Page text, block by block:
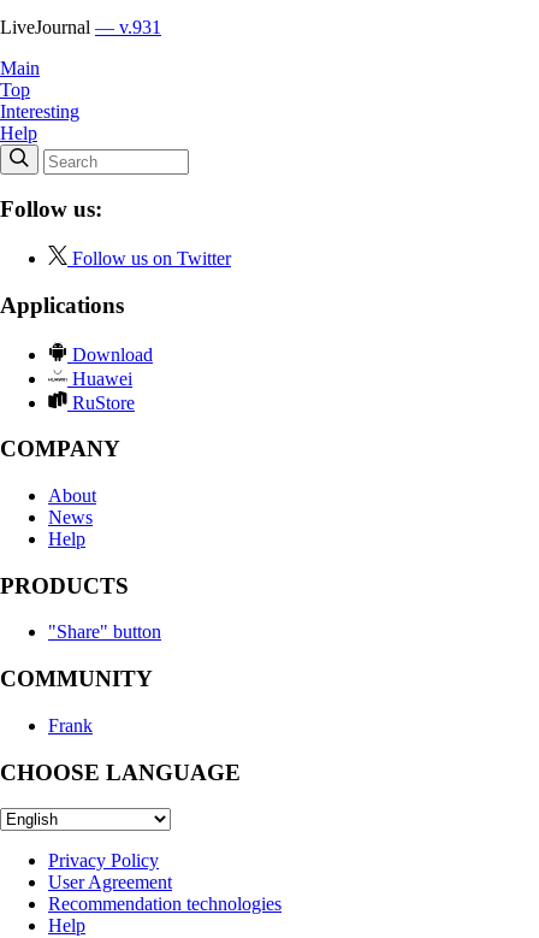
LiveJournal — v.931
Main
Top
Interesting
Help
Follow us:
Follow us on Twitter
Applications
Download
Huawei
RuStore
COMPANY
About
News
Help
PRODUCTS
"Share" button
COMMUNITY
Frank
CHOOSE LANGUAGE
Privacy Policy
User Agreement
Recommendation technologies
Help